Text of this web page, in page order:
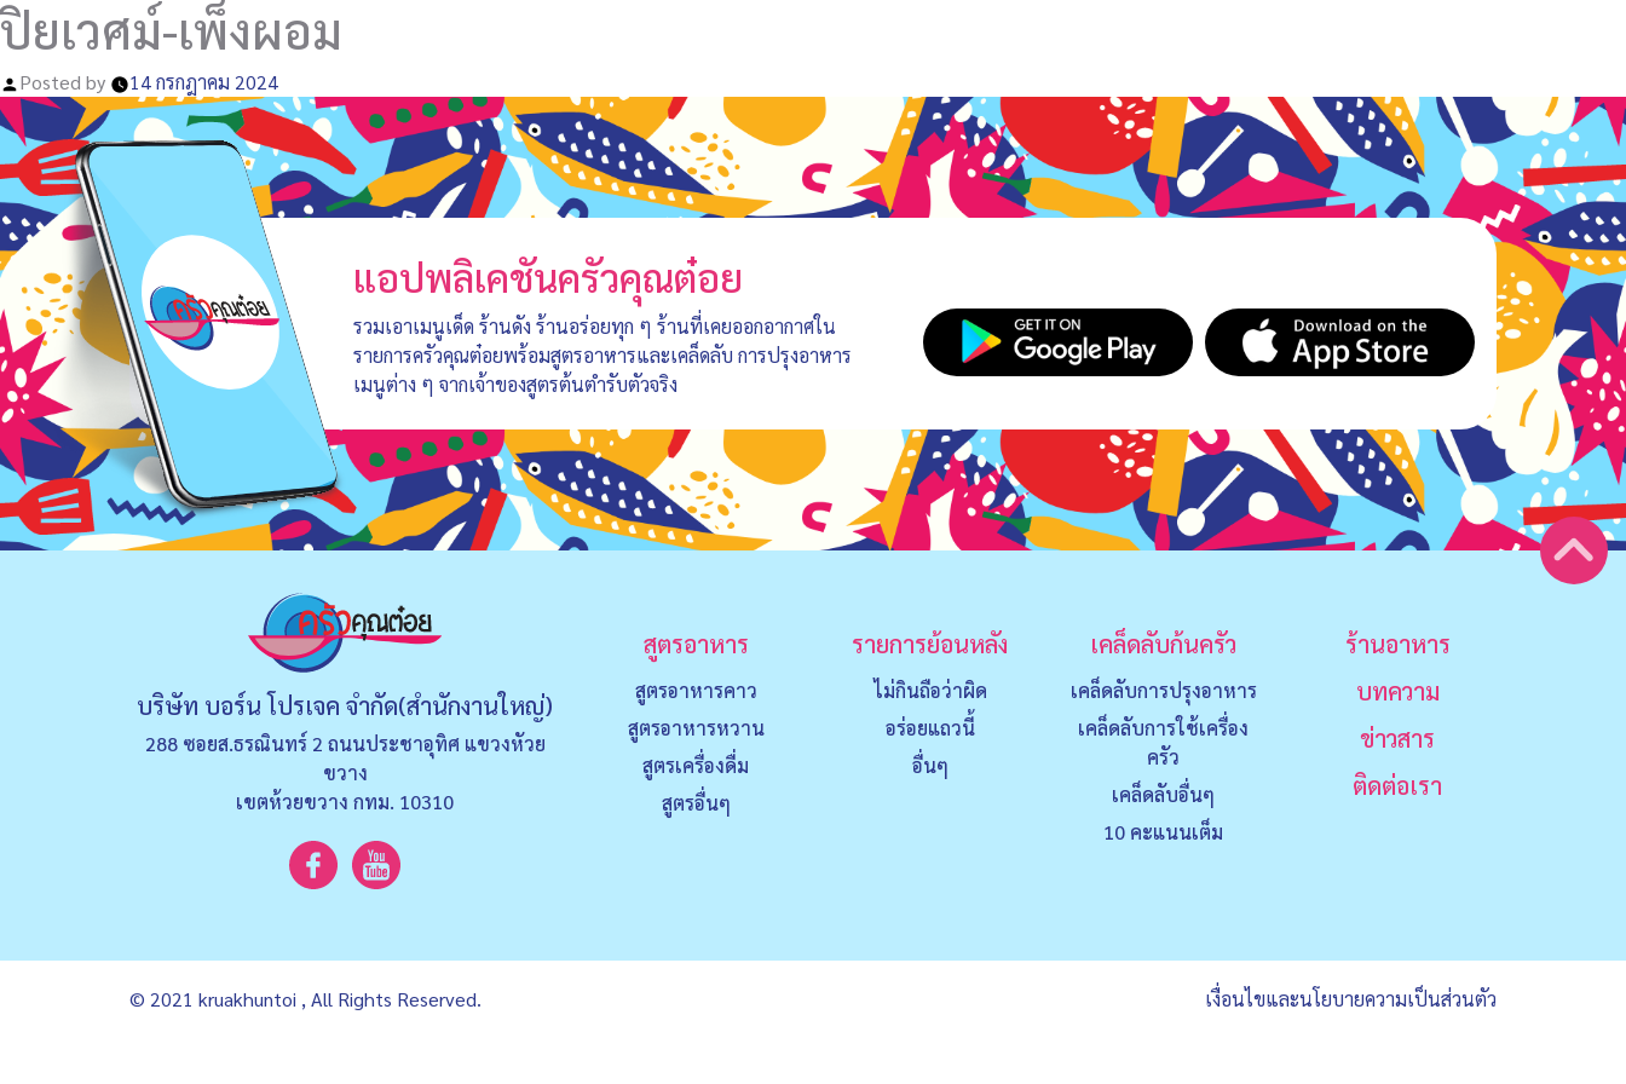
ปิยเวศม์-เพ็งผอม
Posted by 14 กรกฎาคม 2024
แอปพลิเคชันครัวคุณต๋อย
รวมเอาเมนูเด็ด ร้านดัง ร้านอร่อยทุก ๆ ร้านที่เคยออกอากาศใน
รายการครัวคุณต๋อยพร้อมสูตรอาหารและเคล็ดลับ การปรุงอาหาร
เมนูต่าง ๆ จากเจ้าของสูตรต้นตำรับตัวจริง
บริษัท บอร์น โปรเจค จำกัด(สำนักงานใหญ่)
288 ซอยส.ธรณินทร์ 2 ถนนประชาอุทิศ แขวงหัวย
ขวาง
เขตห้วยขวาง กทม. 10310
สูตรอาหาร
สูตรอาหารคาว
สูตรอาหารหวาน
สูตรเครื่องดื่ม
สูตรอื่นๆ
รายการย้อนหลัง
ไม่กินถือว่าผิด
อร่อยแถวนี้
อื่นๆ
เคล็ดลับก้นครัว
เคล็ดลับการปรุงอาหาร
เคล็ดลับการใช้เครื่อง
ครัว
เคล็ดลับอื่นๆ
10 คะแนนเต็ม
ร้านอาหาร
บทความ
ข่าวสาร
ติดต่อเรา
เงื่อนไขและนโยบายความเป็นส่วนตัว
© 2021 kruakhuntoi , All Rights Reserved.